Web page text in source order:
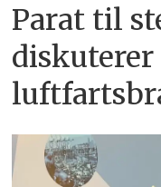
Parat til
diskuterer